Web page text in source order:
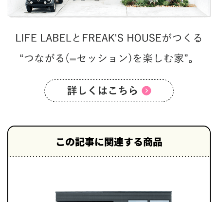
この記事に関連する商品